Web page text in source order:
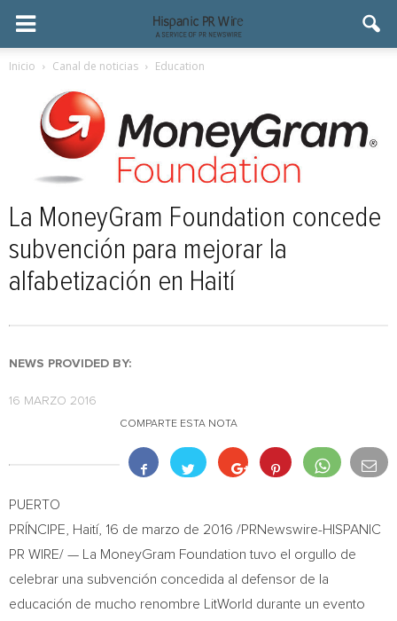
Inicio Canal de noticias Education
La MoneyGram Foundation concede
subvención para mejorar la
alfabetización en Haití
NEWS PROVIDED BY:
16 MARZO 2016
COMPARTE ESTA NOTA
PUERTO
PRÍNCIPE, Haití, 16 de marzo de 2016 /PRNewswire-HISPANIC
PR WIRE/ — La MoneyGram Foundation tuvo el orgullo de
celebrar una subvención concedida al defensor de la
educación de mucho renombre LitWorld durante un evento